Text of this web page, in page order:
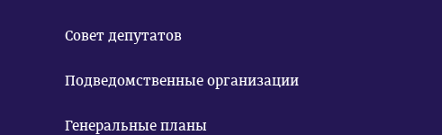
Совет депутатов
Подведомственные организации
Генеральные планы